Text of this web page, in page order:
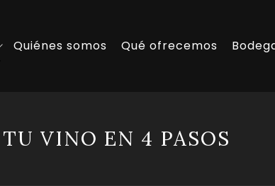
Quiénes somos Qué ofrecemos
TU VINO EN 4 PASOS